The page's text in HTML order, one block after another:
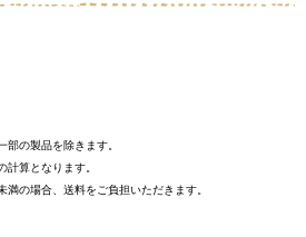
の製品を除きます。
算となります。
の場合、送料をご負担いただきます。